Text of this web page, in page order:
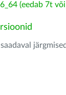
(eedab 7t